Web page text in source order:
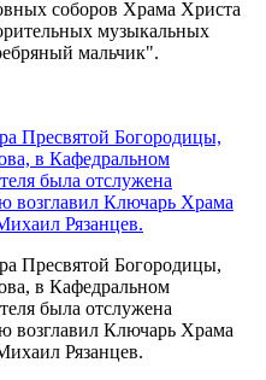
соборов Храма Христа
музыкальных
мальчик".
Пресвятой Богородицы,
в Кафедральном
была отслужена
возглавил Ключарь Храма
Рязанцев.
Пресвятой Богородицы,
в Кафедральном
была отслужена
возглавил Ключарь Храма
Рязанцев.